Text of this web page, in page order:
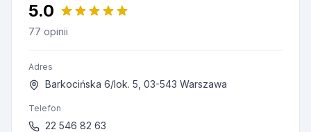
5.0
77 opinii
Adres
Barkocińska 6/lok. 5, 03-543 Warszawa
Telefon
22 546 82 63